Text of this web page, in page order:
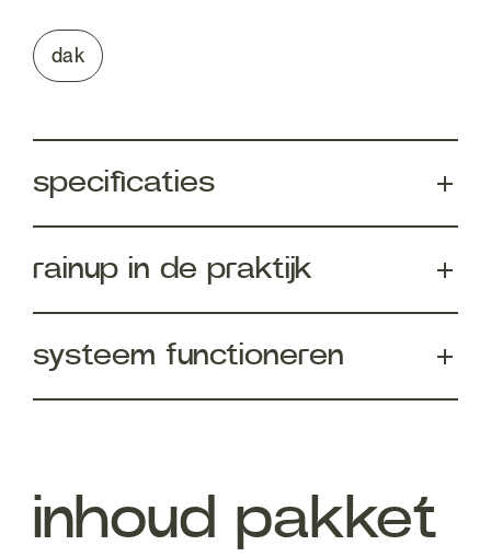
dak
specificaties
rainup in de praktijk
systeem functioneren
inhoud pakket